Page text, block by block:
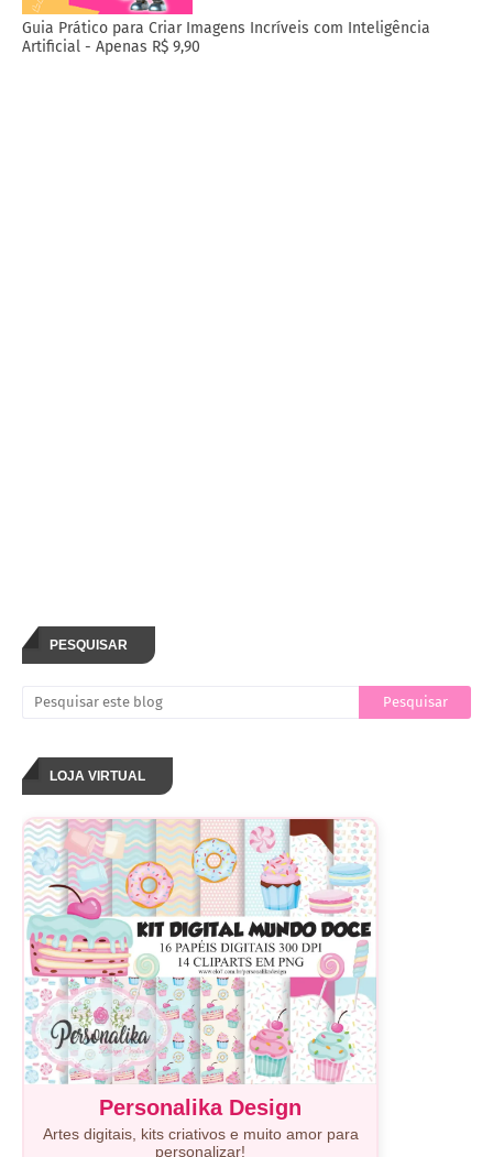
Guia Prático para Criar Imagens Incríveis com Inteligência
Artificial - Apenas R$ 9,90
PESQUISAR
LOJA VIRTUAL
Personalika Design
Artes digitais, kits criativos e muito amor para
personalizar!